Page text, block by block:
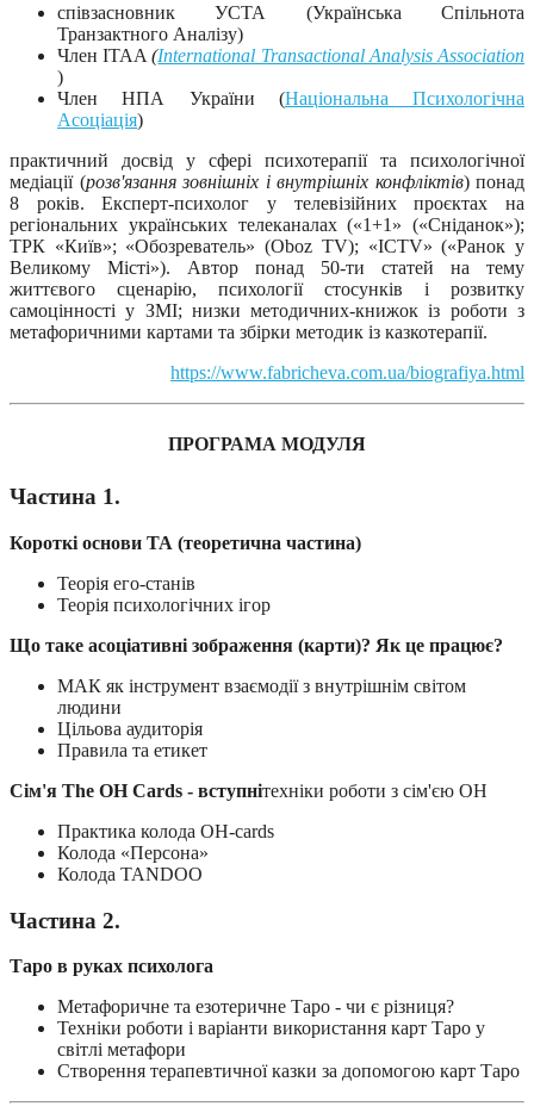
співзасновник УСТА (Українська Спільнота
Транзактного Аналізу)
Член ITAA(International Transactional Analysis Association
)
Член НПА України (Національна Психологічна
Асоціація)
практичний досвід у сфері психотерапії та психологічної
медіації (розв'язання зовнішніх і внутрішніх конфліктів) понад
8 років. Експерт-психолог у телевізійних проєктах на
регіональних українських телеканалах («1+1» («Сніданок»);
ТРК «Київ»; «Обозреватель» (Oboz TV); «ICTV» («Ранок у
Великому Місті»). Автор понад 50-ти статей на тему
життєвого сценарію, психології стосунків і розвитку
самоцінності у ЗМІ; низки методичних-книжок із роботи з
метафоричними картами та збірки методик із казкотерапії.
https://www.fabricheva.com.ua/biografiya.html
ПРОГРАМА МОДУЛЯ
Частина 1.
Короткі основи ТА (теоретична частина)
Теорія его-станів
Теорія психологічних ігор
Що таке асоціативні зображення (карти)? Як це працює?
МАК як інструмент взаємодії з внутрішнім світом
людини
Цільова аудиторія
Правила та етикет
Сім'я The OH Cards - вступнітехніки роботи з сім'єю OH
Практика колода OH-cards
Колода «Персона»
Колода TANDOO
Частина 2.
Таро в руках психолога
Метафоричне та езотеричне Таро - чи є різниця?
Техніки роботи і варіанти використання карт Таро у
світлі метафори
Створення терапевтичної казки за допомогою карт Таро